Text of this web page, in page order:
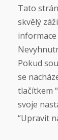
Tato
skvělý
Pokud
se
tlačítkem
svoje
“Upravit